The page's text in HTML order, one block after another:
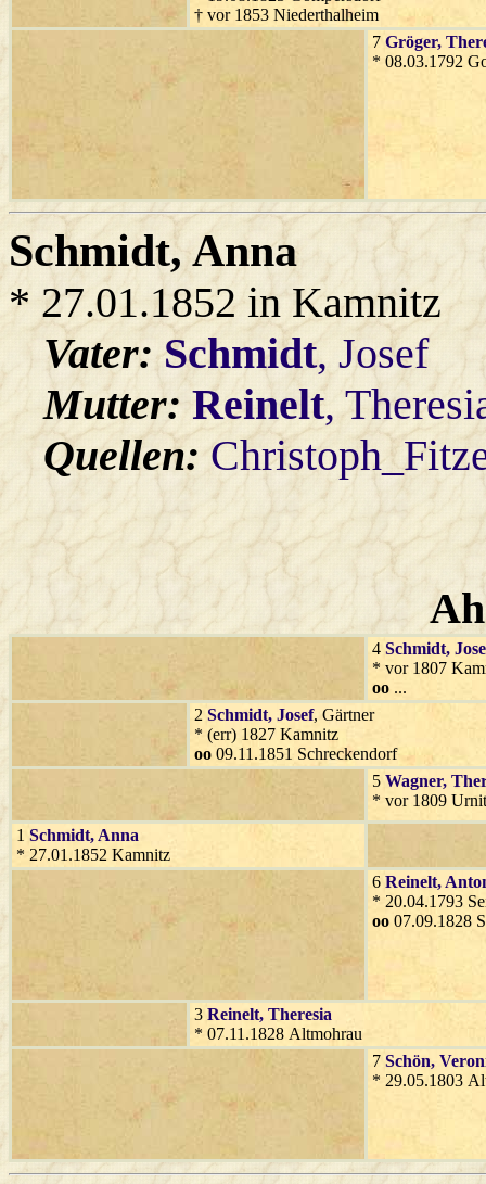
† vor 1853 Niederthalheim
7 Gröger,
* 08.03.1792
Schmidt, Anna
* 27.01.1852 in Kamnitz
Vater:Schmidt, Josef
Mutter: Reinelt,
Quellen:
4 Schmidt,
* vor 1807
oo ...
2 Schmidt, Josef, Gärtner
* (err) 1827 Kamnitz
oo 09.11.1851 Schreckendorf
5 Wagner,
* vor 1809
1 Schmidt, Anna
* 27.01.1852 Kamnitz
6 Reinelt,
* 20.04.1793
oo 07.09.1828
3 Reinelt, Theresia
* 07.11.1828 Altmohrau
7 Schön,
* 29.05.1803